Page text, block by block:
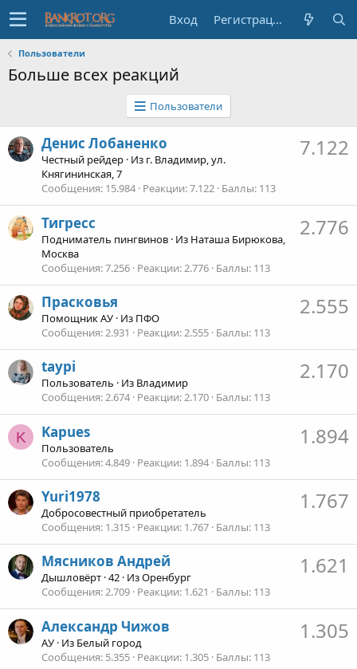
Вход Регистрация
Пользователи
Больше всех реакций
Пользователи
7.122
Денис Лобаненко
Честный рейдер · Из г. Владимир, ул.
Княгининская, 7
Сообщения 15.984 Реакции 7.122 Баллы 113
2.776
Тигресс
Подниматель пингвинов · Из Наташа Бирюкова,
Москва
Сообщения 7.256 Реакции 2.776 Баллы 113
2.555
Прасковья
Помощник АУ · Из ПФО
Сообщения 2.931 Реакции 2.555 Баллы 113
2.170
taypi
Пользователь · Из Владимир
Сообщения 2.674 Реакции 2.170 Баллы 113
K 1.894
Kapues
Пользователь
Сообщения 4.849 Реакции 1.894 Баллы 113
1.767
Yuri1978
Добросовестный приобретатель
Сообщения 1.315 Реакции 1.767 Баллы 113
1.621
Мясников Андрей
Дышловёрт ·42 · ИзОренбург
Сообщения 2.709 Реакции 1.621 Баллы 113
1.305
Александр Чижов
АУ · Из Белый город
Сообщения 5.355 Реакции 1.305 Баллы 113